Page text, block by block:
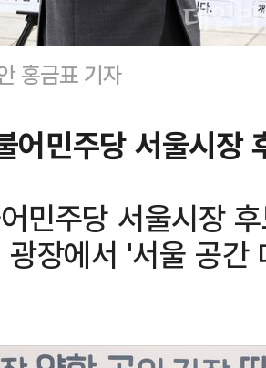
홍금표 기자
어민주당 서울시
민주당 서울시장
광장에서 '서울 공